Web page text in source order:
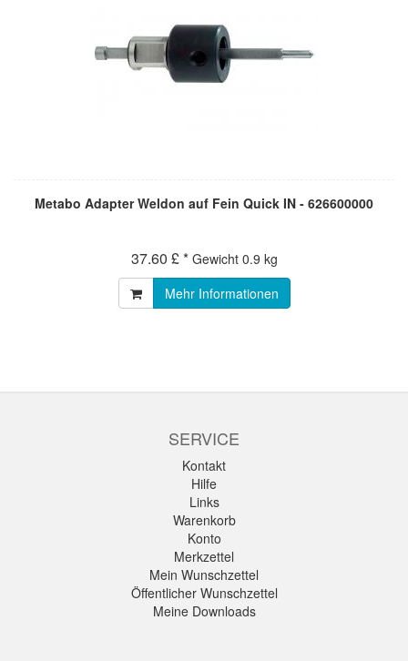
Metabo Adapter Weldon auf Fein Quick IN - 626600000
37.60 £ * Gewicht 0.9 kg
Mehr Informationen
SERVICE
Kontakt
Hilfe
Links
Warenkorb
Konto
Merkzettel
Mein Wunschzettel
Öffentlicher Wunschzettel
Meine Downloads